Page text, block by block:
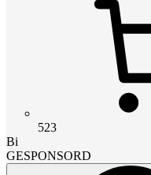
523
Bi
GESPONSORD